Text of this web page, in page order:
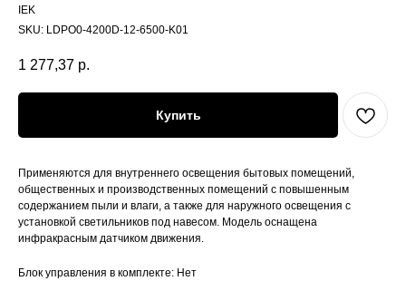
IEK
SKU: LDPO0-4200D-12-6500-K01
1 277,37 р.
Купить
Применяются для внутреннего освещения бытовых помещений,
общественных и производственных помещений с повышенным
содержанием пыли и влаги, а также для наружного освещения с
установкой светильников под навесом. Модель оснащена
инфракрасным датчиком движения.
Блок управления в комплекте: Нет